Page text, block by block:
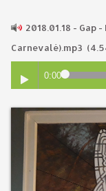
2018.01.18 - Gap
Carnevalé).mp3
0:00